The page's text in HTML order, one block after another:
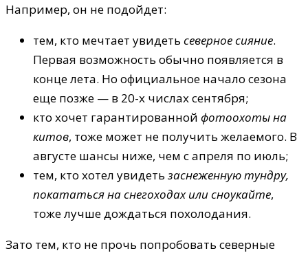
Например, он не подойдет:
тем, кто мечтает увидеть северное сияние.
Первая возможность обычно появляется в
конце лета. Но официальное начало сезона
еще позже — в 20-х числах сентября;
кто хочет гарантированной фотоохоты на
китов, тоже может не получить желаемого. В
августе шансы ниже, чем с апреля по июль;
тем, кто хотел увидеть заснеженную тундру,
покататься на снегоходах или сноукайте,
тоже лучше дождаться похолодания.
Зато тем, кто не прочь попробовать северные